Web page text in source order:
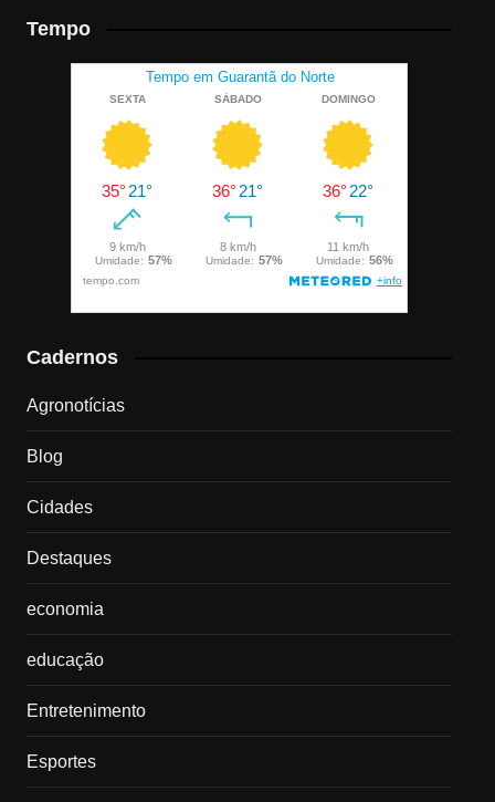
Tempo
Cadernos
Agronotícias
Blog
Cidades
Destaques
economia
educação
Entretenimento
Esportes